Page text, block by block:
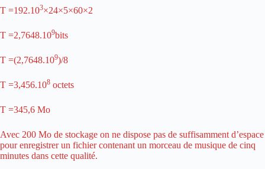
T =192.103×24×5×60×2
T =2,7648.109bits
T =(2,7648.109)/8
T =3,456.108 octets
T =345,6 Mo
Avec 200 Mo de stockage on ne dispose pas de suffisamment d’espace
pour enregistrer un fichier contenant un morceau de musique de cinq
minutes dans cette qualité.